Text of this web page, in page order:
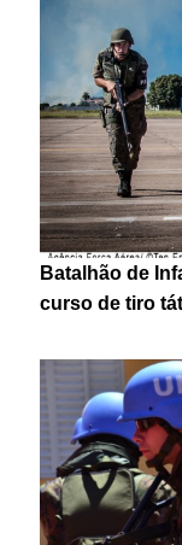
Batalhão de
curso de tiro